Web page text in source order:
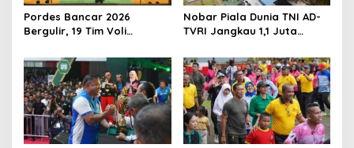
Pordes Bancar 2026
Bergulir, 19 Tim Voli
Nobar Piala Dunia TNI AD-
TVRI Jangkau 1,1 Juta
Terdongkrak